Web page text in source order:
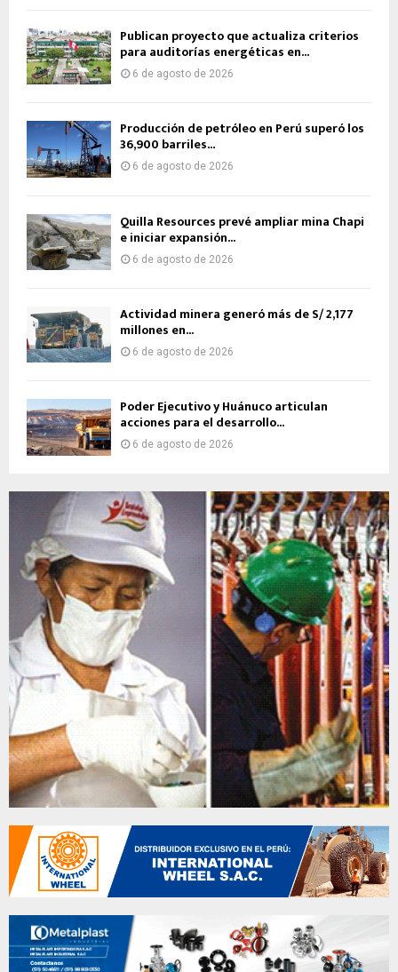
Publican proyecto que actualiza criterios
para auditorías energéticas en...
6 de agosto de 2026
Producción de petróleo en Perú superó los
36,900 barriles...
6 de agosto de 2026
Quilla Resources prevé ampliar mina Chapi
e iniciar expansión...
6 de agosto de 2026
Actividad minera generó más de S/ 2,177
millones en...
6 de agosto de 2026
Poder Ejecutivo y Huánuco articulan
acciones para el desarrollo...
6 de agosto de 2026